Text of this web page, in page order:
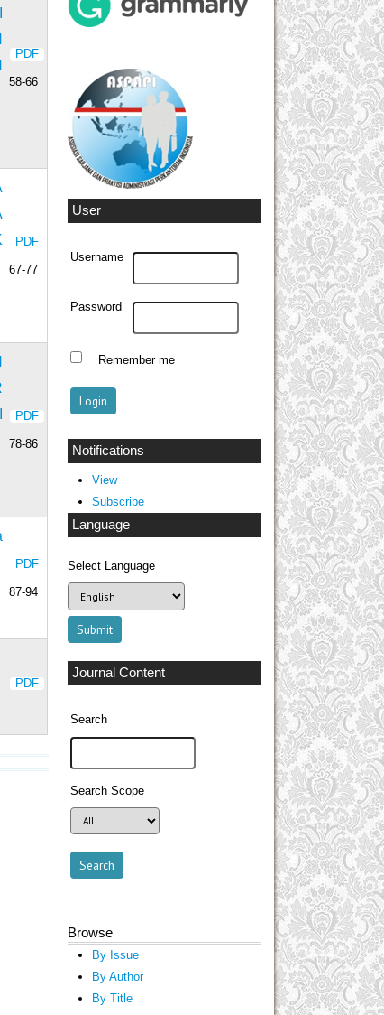
User
Username
Password
Remember me
Notifications
View
Subscribe
Language
Select Language
Journal Content
Search
Search Scope
Browse
By Issue
By Author
By Title
PDF
58-66
PDF
67-77
PDF
78-86
PDF
87-94
PDF